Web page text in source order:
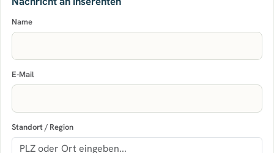
Name
E-Mail
Standort / Region